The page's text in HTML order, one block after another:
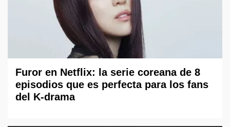
Furor en Netflix: la serie coreana de 8
episodios que es perfecta para los fans
del K-drama